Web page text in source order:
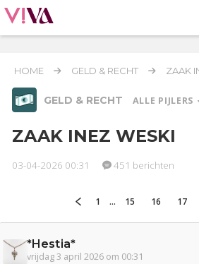
HOME GELD & RECHT ZAAK
GELD & RECHT ALLE PIJLERS
Werk & Studie
Geld
Seks
ZAAK INEZ WESKI
03-04-2026 00:31 451 berichten
1 ... 15 16 17
*Hestia*
vrijdag 3 april 2026 om 00:31